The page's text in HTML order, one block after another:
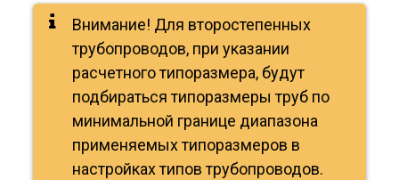
Внимание! Для второстепенных
трубопроводов, при указании
расчетного типоразмера, будут
подбираться типоразмеры труб по
минимальной границе диапазона
применяемых типоразмеров в
настройках типов трубопроводов.